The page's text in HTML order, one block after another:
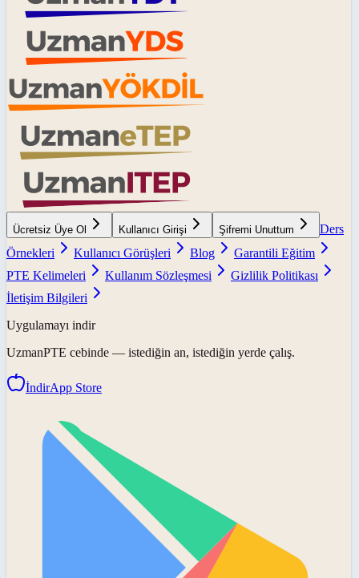
Ücretsiz Üye Ol Kullanıcı Girişi Şifremi Unuttum
Ders
Örnekleri
Kullanıcı Görüşleri Blog
Garantili Eğitim
PTE Kelimeleri
Kullanım Sözleşmesi
Gizlilik Politikası
İletişim Bilgileri
Uygulamayı indir
UzmanPTE cebinde — istediğin an, istediğin yerde çalış.
İndirApp Store